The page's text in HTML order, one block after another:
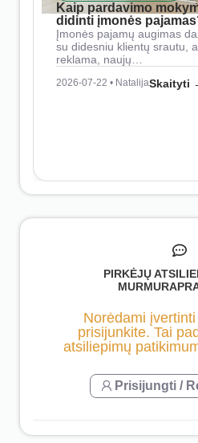
Kaip pardavimo
didinti įmonės
Įmonės pajamų augimas
su didesniu klientų srautu,
reklama, naujų…
2026-07-22 • NatalijaSkaityti
PIRKĖJŲ
Norėdami
prisijunkite. Tai
atsiliepimų
Prisijungti /